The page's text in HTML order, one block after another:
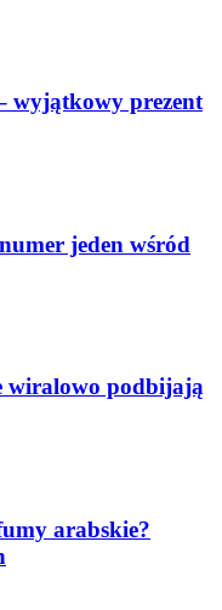
wyjątkowy prezent
jeden wśród
wiralowo podbijają
arabskie?